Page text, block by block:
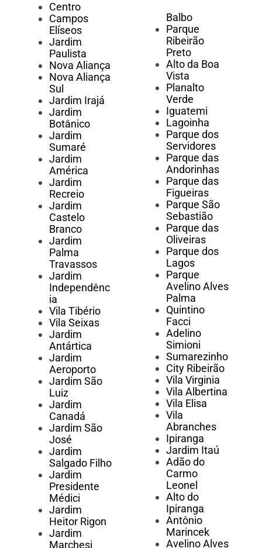
Centro
Campos
Elíseos
Jardim
Paulista
Nova Aliança
Nova Aliança
Sul
Jardim Irajá
Jardim
Botânico
Jardim
Sumaré
Jardim
América
Jardim
Recreio
Jardim
Castelo
Branco
Jardim
Palma
Travassos
Jardim
Independênc
ia
Vila Tibério
Vila Seixas
Jardim
Antártica
Jardim
Aeroporto
Jardim São
Luiz
Jardim
Canadá
Jardim São
José
Jardim
Salgado Filho
Jardim
Presidente
Médici
Jardim
Heitor Rigon
Jardim
Marchesi
Balbo
Parque
Ribeirão
Preto
Alto da Boa
Vista
Planalto
Verde
Iguatemi
Lagoinha
Parque dos
Servidores
Parque das
Andorinhas
Parque das
Figueiras
Parque São
Sebastião
Parque das
Oliveiras
Parque dos
Lagos
Parque
Avelino Alves
Palma
Quintino
Facci
Adelino
Simioni
Sumarezinho
City Ribeirão
Vila Virginia
Vila Albertina
Vila Elisa
Vila
Abranches
Ipiranga
Jardim Itaú
Adão do
Carmo
Leonel
Alto do
Ipiranga
Antônio
Marincek
Avelino Alves